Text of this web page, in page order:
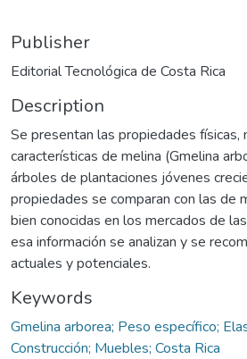
Publisher
Editorial Tecnológica de Costa Rica
Description
Se presentan las propiedades físicas,
características de melina (Gmelina
árboles de plantaciones jóvenes
propiedades se comparan con las de
bien conocidas en los mercados de
esa información se analizan y se
actuales y potenciales.
Keywords
Gmelina arborea; Peso específico;
Construcción; Muebles; Costa Rica